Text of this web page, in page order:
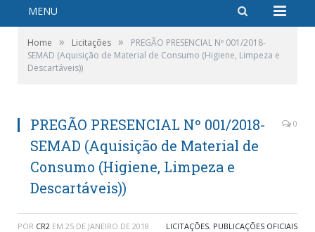
MENU
Home » Licitações »
PREGÃO PRESENCIAL Nº 001/2018-
SEMAD (Aquisição de Material de Consumo (Higiene, Limpeza e
Descartáveis))
PREGÃO PRESENCIAL Nº 001/2018-
SEMAD (Aquisição de Material de
Consumo (Higiene, Limpeza e
Descartáveis))
0
POR CR2 EM 25 DE JANEIRO DE 2018 LICITAÇÕES, PUBLICAÇÕES OFICIAIS